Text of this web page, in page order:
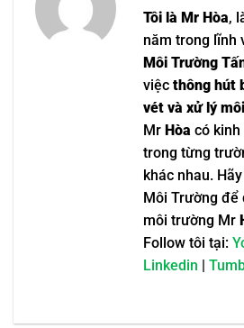
Tôi là Mr Hòa,
năm trong lĩnh
Môi Trường
việc thông hút
vét và xử lý
Mr Hòa có
trong từng
khác nhau.
Môi Trường để
môi trường Mr
Follow tôi tại:
Linkedin |